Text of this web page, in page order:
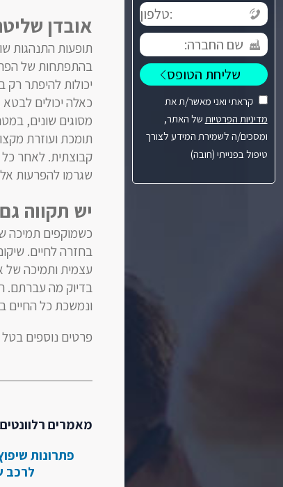
קראתי ואני מאשר/ת את
מדיניות הפרטיות של האתר,
ומסכים/ה לשמירת המידע לצורך
טיפול בפנייתי (חובה)
אובדן
תופעות התנהגות
בהתפתחות של
יכולות להיפתר רק
כאלה יכולים
מסוגים שונים,
תומכת ועוזרת
קבוצתית. לאחר כל
שגרמו להפרעות
יש תקווה
כשמוקפים תמיכה
בחזרה לחיים.
עצמית ותמיכה של
בדיוק מה עברתם.
ונמשכת כל החיים
פרטים נוספים
מאמרים
פתרונות
לרכב